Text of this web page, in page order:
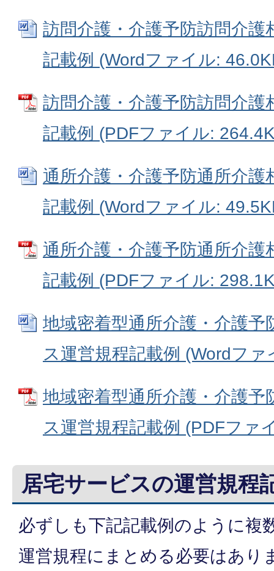
訪問介護・介護予防訪問介護
記載例 (Wordファイル:
訪問介護・介護予防訪問介護
記載例 (PDFファイル:
通所介護・介護予防通所介
記載例 (Wordファイル:
通所介護・介護予防通所介
記載例 (PDFファイル:
地域密着型通所介護・介護予
ス運営規程記載例 (Wordフ
地域密着型通所介護・介護予
ス運営規程記載例 (PDFファ
居宅サービスの運営規程
必ずしも下記記載例のように複
運営規程にまとめる必要はあり